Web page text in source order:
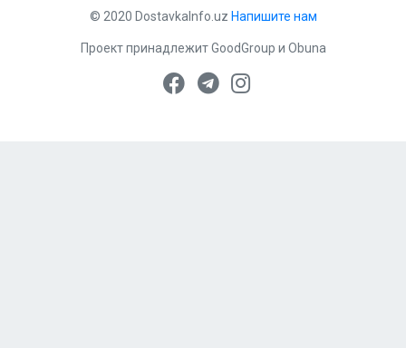
© 2020 DostavkaInfo.uz Напишите нам
Проект принадлежитGoodGroup и Obuna